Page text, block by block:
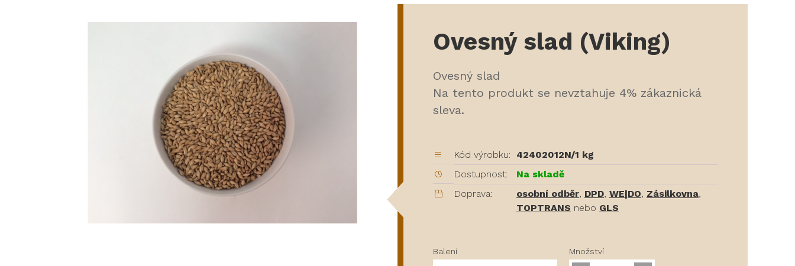
Ovesný slad (Viking)
Ovesný slad
Na tento produkt se nevztahuje 4% zákaznická
sleva.
Kód výrobku:
42402012N/1 kg
Dostupnost:
Na skladě
Doprava:
osobní odběr, DPD, WE|DO, Zásilkovna,
TOPTRANS nebo GLS
Balení Množství